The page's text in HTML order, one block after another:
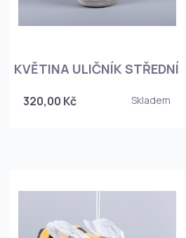
KVĚTINA ULIČNÍK STŘEDNÍ
320,00 Kč Skladem